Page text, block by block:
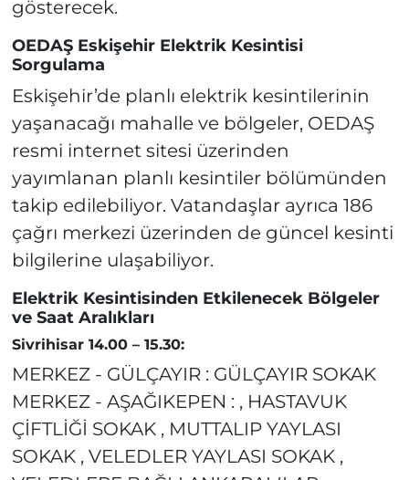
gösterecek.
OEDAŞ Eskişehir Elektrik Kesintisi
Sorgulama
Eskişehir’de planlı elektrik kesintilerinin
yaşanacağı mahalle ve bölgeler, OEDAŞ
resmi internet sitesi üzerinden
yayımlanan planlı kesintiler bölümünden
takip edilebiliyor. Vatandaşlar ayrıca 186
çağrı merkezi üzerinden de güncel kesinti
bilgilerine ulaşabiliyor.
Elektrik Kesintisinden Etkilenecek Bölgeler
ve Saat Aralıkları
Sivrihisar 14.00 – 15.30:
MERKEZ - GÜLÇAYIR : GÜLÇAYIR SOKAK
MERKEZ - AŞAĞIKEPEN : , HASTAVUK
ÇİFTLİĞİ SOKAK , MUTTALIP YAYLASI
SOKAK , VELEDLER YAYLASI SOKAK ,